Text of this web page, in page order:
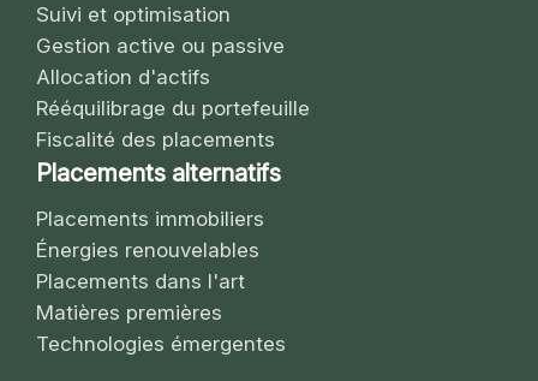
Suivi et optimisation
Gestion active ou passive
Allocation d'actifs
Rééquilibrage du portefeuille
Fiscalité des placements
Placements alternatifs
Placements immobiliers
Énergies renouvelables
Placements dans l'art
Matières premières
Technologies émergentes